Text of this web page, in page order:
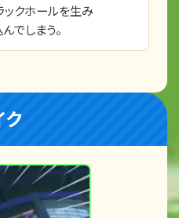
クホールを生み
でしまう。
ク